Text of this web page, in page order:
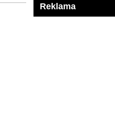
Reklama